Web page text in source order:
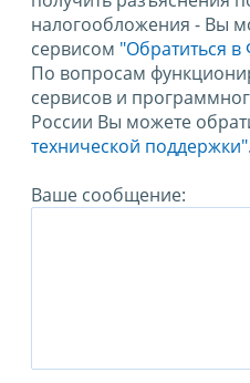
налогообложения - Вы
сервисом "Обратиться
По вопросам
сервисов и
России Вы можете
технической поддержки".
Ваше сообщение: